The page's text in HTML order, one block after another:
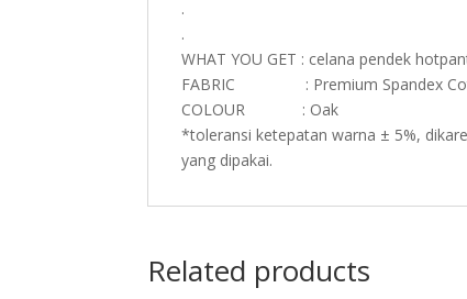
.
.
WHAT YOU GET : celana pendek
FABRIC : Premium Spandex
COLOUR : Oak
*toleransi ketepatan warna ± 5%,
yang dipakai.
Related products